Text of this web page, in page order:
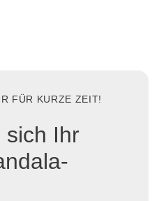
FÜR KURZE ZEIT!
sich Ihr